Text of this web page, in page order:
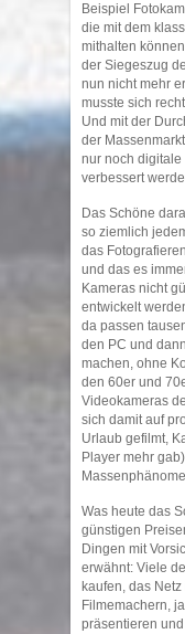
Beispiel
die mit dem
mithalten
der Siegeszug
nun nicht mehr
musste sich
Und mit der
der
nur noch digitale
verbessert
Das Schöne
so ziemlich
das
und das es
Kameras nicht
entwickelt
da passen
den PC und
machen, ohne
den 60er und
Videokameras
sich damit auf
Urlaub gefilmt,
Player mehr
Was heute das
günstigen
Dingen mit
erwähnt: Viele
kaufen, das
Filmemachern,
präsentieren